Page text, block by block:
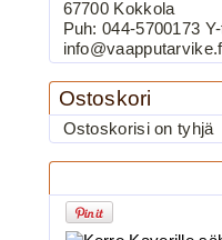
BKK
67700 Kokkola
Puh: 044-5700173
Ostoskori
Ostoskorisi on tyhjä